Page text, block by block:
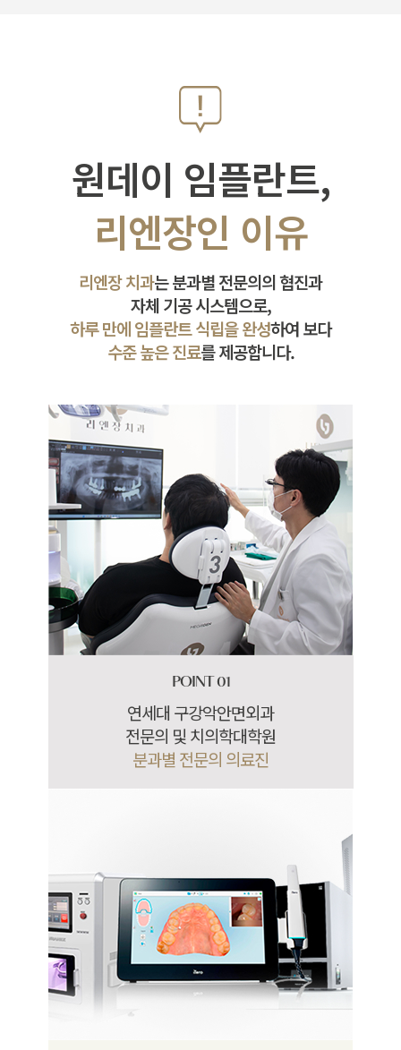
원데이 임플란트,
리엔장인 이유
리엔장 치과는 분과별 전문의의 협진과
자체 기공 시스템으로,
하루 만에 임플란트 식립을 완성하여 보다
수준 높은 진료를 제공합니다.
POINT 01
연세대 구강악안면외과
전문의 및 치의학대학원
분과별 전문의 의료진